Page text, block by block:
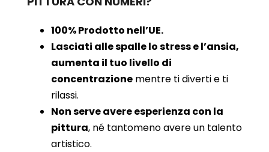
100% Prodotto nell’UE.
Lasciati alle spalle lo stress e l’ansia,
aumenta il tuo livello di
concentrazione mentre ti diverti e ti
rilassi.
Non serve avere esperienza con la
pittura, né tantomeno avere un talento
artistico.